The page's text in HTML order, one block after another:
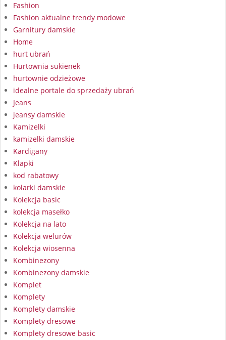
Fashion
Fashion aktualne trendy modowe
Garnitury damskie
Home
hurt ubrań
Hurtownia sukienek
hurtownie odzieżowe
idealne portale do sprzedaży ubrań
Jeans
jeansy damskie
Kamizelki
kamizelki damskie
Kardigany
Klapki
kod rabatowy
kolarki damskie
Kolekcja basic
kolekcja masełko
Kolekcja na lato
Kolekcja welurów
Kolekcja wiosenna
Kombinezony
Kombinezony damskie
Komplet
Komplety
Komplety damskie
Komplety dresowe
Komplety dresowe basic